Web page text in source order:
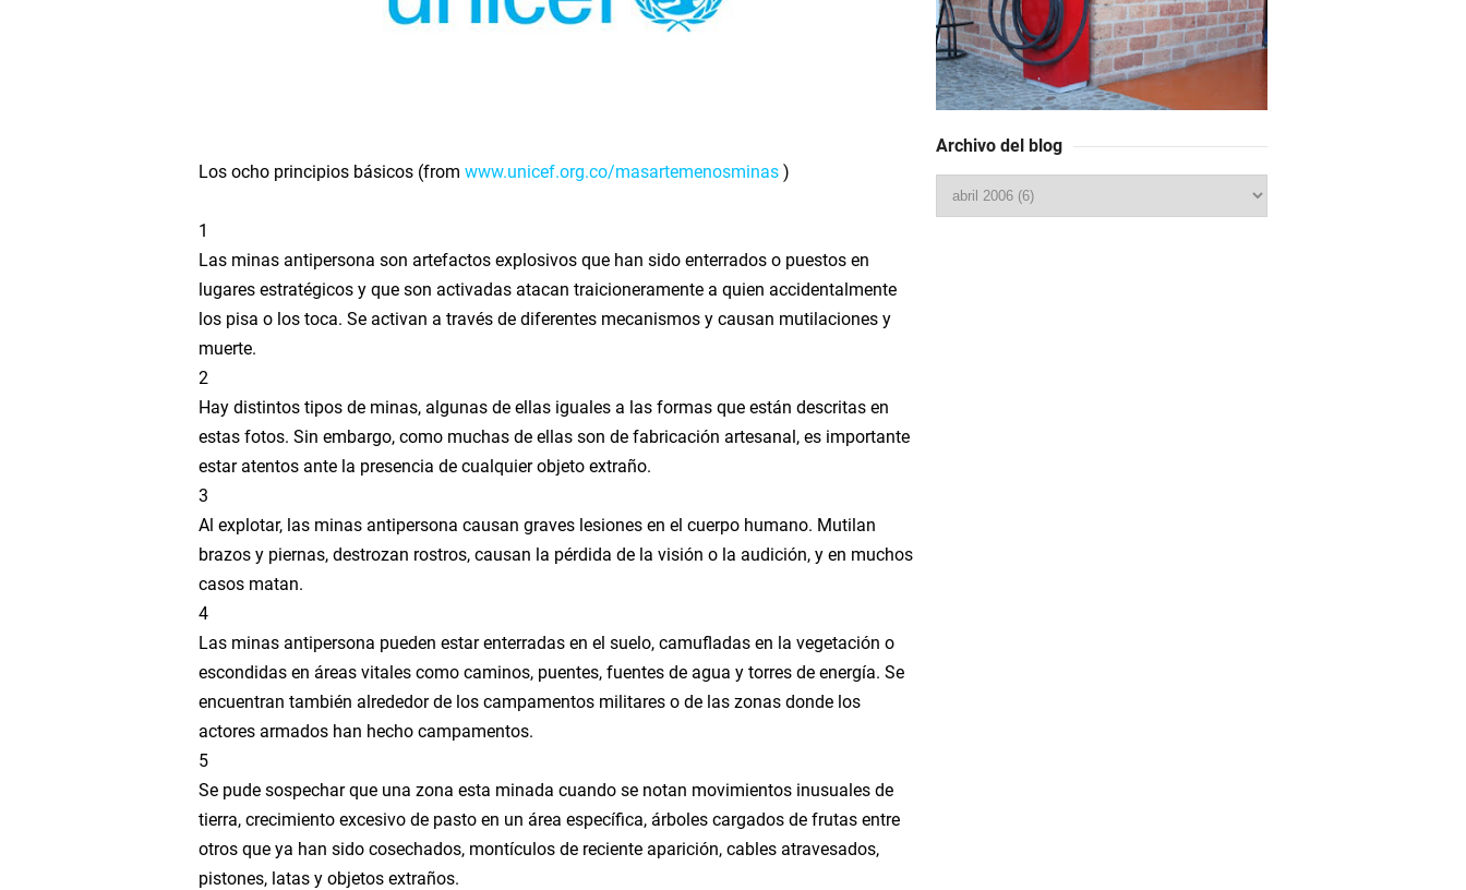
From the Fall of Dinos to the Rise of Humans
Desde la explosión cámbrica a la gran extinción
La última vez que el globo se calentó
Una breve historia del tiempo geológico
Hey Brother!!
Light a candle 4 peace in Syria
:: Playlist Indie, un test de regreso al blog
>> Personal News
Los ocho principios básicos (from www.unicef.org.co/masartemenosminas )
1
Las minas antipersona son artefactos explosivos que han sido enterrados o puestos en
lugares estratégicos y que son activadas atacan traicioneramente a quien accidentalmente
los pisa o los toca. Se activan a través de diferentes mecanismos y causan mutilaciones y
muerte.
2
Hay distintos tipos de minas, algunas de ellas iguales a las formas que están descritas en
estas fotos. Sin embargo, como muchas de ellas son de fabricación artesanal, es importante
estar atentos ante la presencia de cualquier objeto extraño.
3
Al explotar, las minas antipersona causan graves lesiones en el cuerpo humano. Mutilan
brazos y piernas, destrozan rostros, causan la pérdida de la visión o la audición, y en muchos
casos matan.
4
Las minas antipersona pueden estar enterradas en el suelo, camufladas en la vegetación o
escondidas en áreas vitales como caminos, puentes, fuentes de agua y torres de energía. Se
encuentran también alrededor de los campamentos militares o de las zonas donde los
actores armados han hecho campamentos.
5
Se pude sospechar que una zona esta minada cuando se notan movimientos inusuales de
tierra, crecimiento excesivo de pasto en un área específica, árboles cargados de frutas entre
otros que ya han sido cosechados, montículos de reciente aparición, cables atravesados,
pistones, latas y objetos extraños.
Archivo del blog